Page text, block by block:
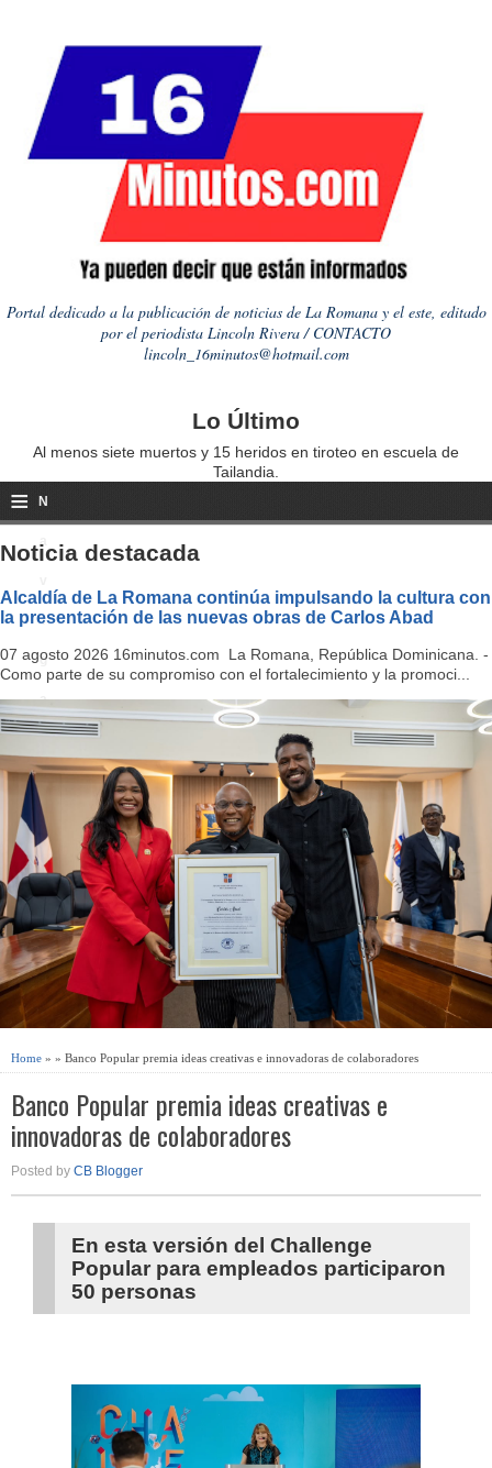
Portal dedicado a la publicación de noticias de La Romana y el este, editado
por el periodista Lincoln Rivera / CONTACTO
lincoln_16minutos@hotmail.com
Lo Último
Al menos siete muertos y 15 heridos en tiroteo en escuela de
Tailandia.
≡ N
a
i
g
a
ti
o
n
Noticia destacada
Alcaldía de La Romana continúa impulsando la cultura con
la presentación de las nuevas obras de Carlos Abad
07 agosto 2026 16minutos.com La Romana, República Dominicana. -
Como parte de su compromiso con el fortalecimiento y la promoci...
Home » » Banco Popular premia ideas creativas e innovadoras de colaboradores
Banco Popular premia ideas creativas e
innovadoras de colaboradores
Posted by CB Blogger
En esta versión del Challenge
Popular para empleados participaron
50 personas